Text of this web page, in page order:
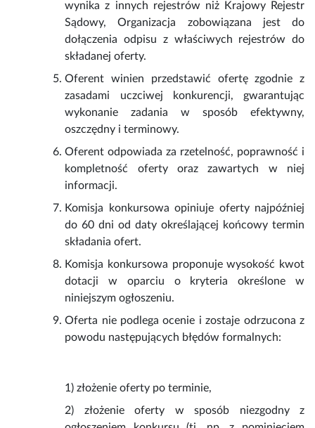
wynika z innych rejestrów niż Krajowy Rejestr
Sądowy, Organizacja zobowiązana jest do
dołączenia odpisu z właściwych rejestrów do
składanej oferty.
Oferent winien przedstawić ofertę zgodnie z
zasadami uczciwej konkurencji, gwarantując
wykonanie zadania w sposób efektywny,
oszczędny i terminowy.
Oferent odpowiada za rzetelność, poprawność i
kompletność oferty oraz zawartych w niej
informacji.
Komisja konkursowa opiniuje oferty najpóźniej
do 60 dni od daty określającej końcowy termin
składania ofert.
Komisja konkursowa proponuje wysokość kwot
dotacji w oparciu o kryteria określone w
niniejszym ogłoszeniu.
Oferta nie podlega ocenie i zostaje odrzucona z
powodu następujących błędów formalnych:
1) złożenie oferty po terminie,
2) złożenie oferty w sposób niezgodny z